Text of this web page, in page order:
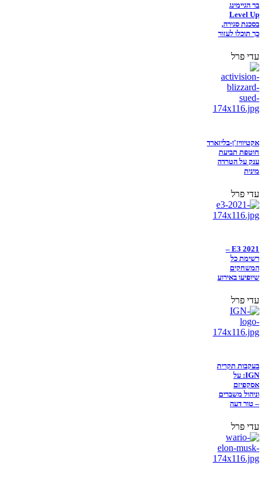
בר הגיימינג
Level Up
בסכנת סגירה,
כך תוכלו לעזור
עדי פרל
אקטיוויז'ן-בליזארד
חוטפת תביעת
ענק על הטרדה
מינית
עדי פרל
E3 2021 –
רשימת כל
המשחקים
שיופיעו באירוע
עדי פרל
בעקבות תקרית
IGN: על
אסקפיזם
וניהול משברים
– טור דעה
עדי פרל